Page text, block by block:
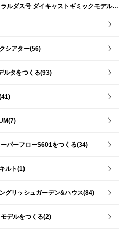
アルカディア号/クイーン・エメラルダス号 ダイキャストギミックモデルをつくる(159)
シアター(56)
ルタをつくる(93)
パーフローS601をつくる(34)
ルト(1)
リッシュガーデン&ハウス(84)
デルをつくる(2)